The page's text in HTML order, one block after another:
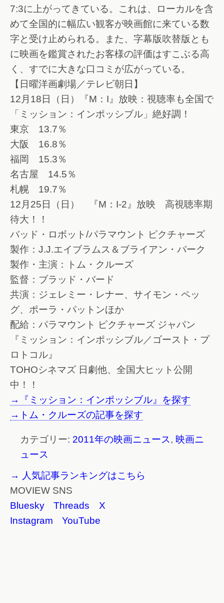
7:3に上がってきている。これは、ローカルを含
めて全国的に幅広い観客が映画館に来ている数
字と受け止められる。また、字幕版吹替版とも
に映画を鑑賞されたお客様の評価はすこぶる高
く、すでに大きな口コミが広がっている。
【日曜洋画劇場／テレビ朝日】
12月18日（日）『M：I』放映：視聴率も全国で
「ミッション：インポッシブル」絶好調！
東京 13.7％
大阪 16.8％
福岡 15.3％
名古屋 14.5％
札幌 19.7％
12月25日（日） 『M：I-2』放映 高視聴率期
待大！！
バッド・ロボット/パラマウント ピクチャーズ
製作：J.J.エイブラムス＆ブライアン・バーク
製作・主演：トム・クルーズ
監督：ブラッド・バード
共演：ジェレミー・レナー、サイモン・ペッ
グ、ポーラ・パットンほか
配給：パラマウント ピクチャーズ ジャパン
『ミッション：インポッシブル／ゴースト・プ
ロトコル』
TOHOシネマズ 日劇他、全国大ヒット公開
中！！
→『ミッション：インポッシブル』を探す
→トム・クルーズの記事を探す
カテゴリー: 2011年の映画ニュース, 映画ニ
ュース
→ 人気記事ランキングはこちら
MOVIEW SNS
Bluesky
Threads
X
Instagram
YouTube